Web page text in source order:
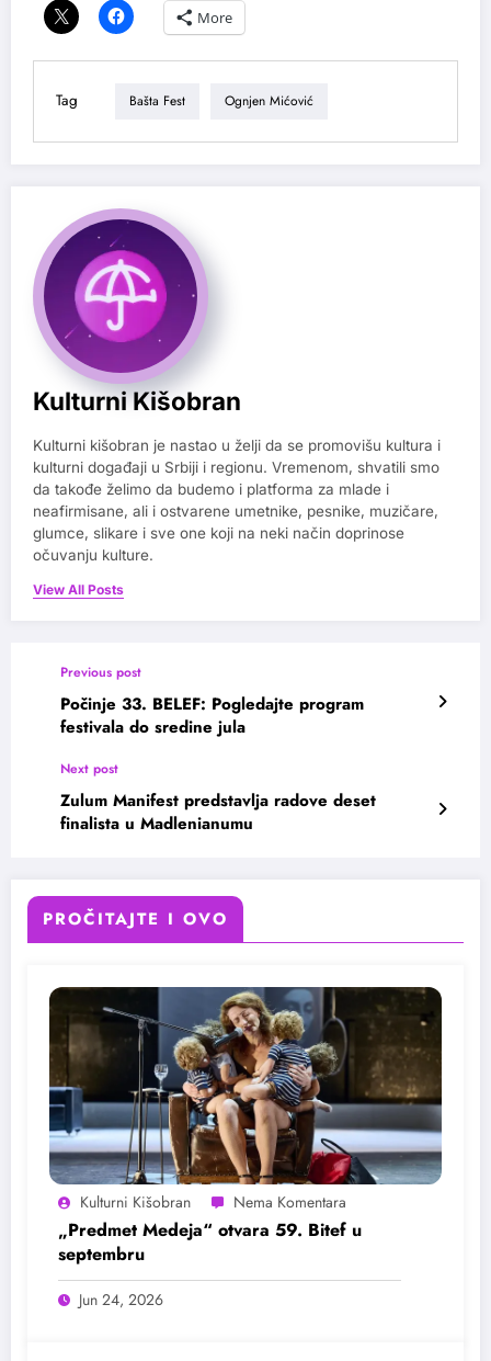
More
Tag Bašta Fest Ognjen Mićović
Kulturni Kišobran
Kulturni kišobran je nastao u želji da se promovišu kultura i
kulturni događaji u Srbiji i regionu. Vremenom, shvatili smo
da takođe želimo da budemo i platforma za mlade i
neafirmisane, ali i ostvarene umetnike, pesnike, muzičare,
glumce, slikare i sve one koji na neki način doprinose
očuvanju kulture.
View All Posts
Previous post
Počinje 33. BELEF: Pogledajte program
festivala do sredine jula
Next post
Zulum Manifest predstavlja radove deset
finalista u Madlenianumu
PROČITAJTE I OVO
Kulturni Kišobran
„Predmet Medeja“ otvara 59. Bitef u
septembru
Jun 24, 2026